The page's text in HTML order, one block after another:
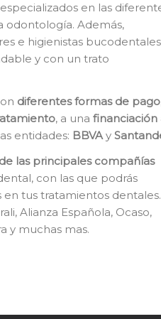
en las
odontología. Además,
e higienistas bucodentales
y con un trato
diferentes formas de pago
, a una financiación
entidades: BBVAy
las principales compañías
con las que podrás
tus tratamientos dentales.
Alianza Española, Ocaso,
y muchas mas.